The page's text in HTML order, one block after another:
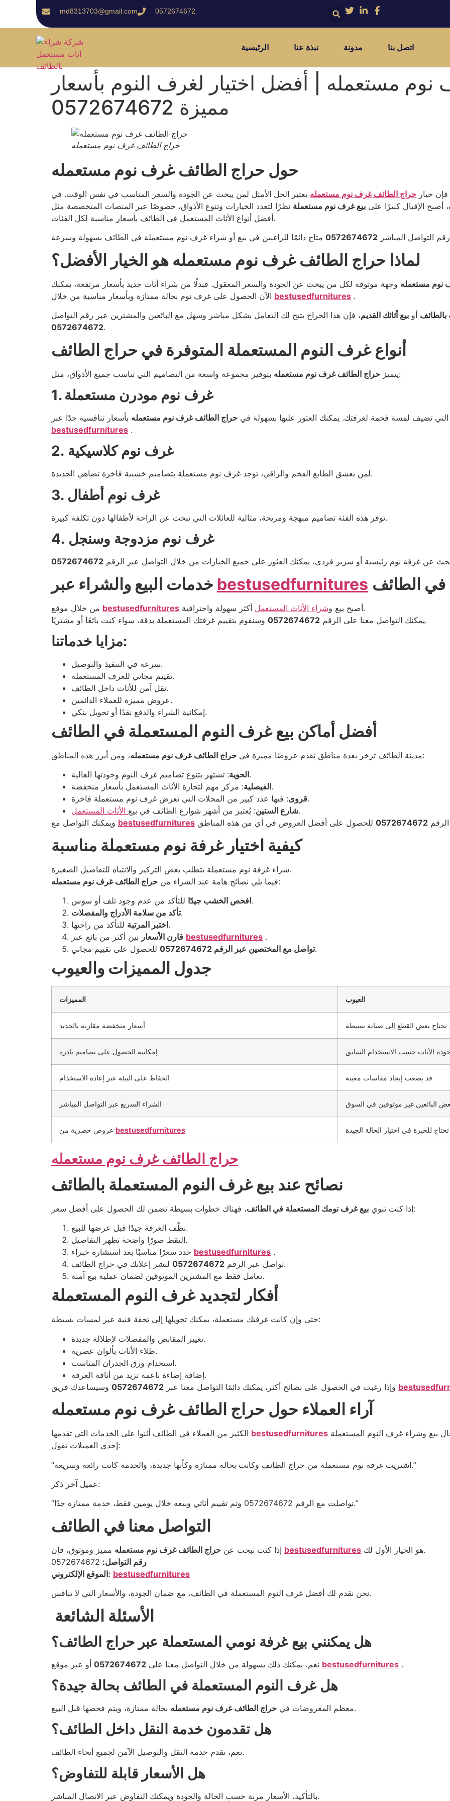
md8313703@gmail.com 0572674672
الرئيسية نبذة عنا مدونة اتصل بنا
مستعمله | أفضل اختيار لغرف النوم بأسعار
مميزة 0572674672
حراج الطائف غرف نوم مستعمله
حول حراج الطائف غرف نوم مستعمله
خيار حراج الطائف غرف نوم مستعمله يعتبر الحل الأمثل لمن يبحث عن الجودة والسعر المناسب في نفس الوقت. في
أصبح الإقبال كبيرًا على بيع غرف نوم مستعملة
أفضل أنواع الأثاث المستعمل في الطائف بأسعار مناسبة لكل الفئات.
رقم التواصل المباشر 0572674672
لماذا حراج الطائف غرف نوم مستعمله هو الخيار الأفضل؟
نوم مستعمله وجهة موثوقة لكل من يبحث عن الجودة والسعر المعقول. فبدلًا من شراء أثاث جديد بأسعار مرتفعة، يمكنك
bestusedfurnitures .
أو بيع أثاثك القديم، فإن هذا الحراج يتيح لك التعامل بشكل مباشر وسهل مع البائعين والمشترين عبر رقم التواصل
0572674672.
أنواع غرف النوم المستعملة المتوفرة في حراج الطائف
يتميز حراج الطائف غرف نوم مستعمله بتوفير مجموعة واسعة من التصاميم التي تناسب جميع الأذواق، مثل:
1. غرف نوم مودرن مستعملة
التي تضيف لمسة فخمة لغرفتك. يمكنك العثور عليها بسهولة في حراج الطائف غرف نوم مستعمله بأسعار تنافسية جدًا عبر
bestusedfurnitures .
2. غرف نوم كلاسيكية
لمن يعشق الطابع الفخم والراقي، توجد غرف نوم مستعملة بتصاميم خشبية فاخرة تضاهي الجديدة.
3. غرف نوم أطفال
توفر هذه الفئة تصاميم مبهجة ومريحة، مثالية للعائلات التي تبحث عن الراحة لأطفالها دون تكلفة كبيرة.
4. غرف نوم مزدوجة وسنجل
عن غرفة نوم رئيسية أو سرير فردي، يمكنك العثور على جميع الخيارات من خلال التواصل عبر الرقم 0572674672
bestusedfurnitures في الطائف
bestusedfurnitures أصبح بيع وشراء الأثاث المستعمل
أكثر سهولة واحترافية.
يمكنك التواصل معنا على الرقم 0572674672 وسنقوم بتقييم غرفتك المستعملة بدقة، سواء كنت بائعًا أو مشتريًا.
مزايا خدماتنا:
سرعة في التنفيذ والتوصيل.
تقييم مجاني للغرف المستعملة.
نقل آمن للأثاث داخل الطائف.
عروض مميزة للعملاء الدائمين.
إمكانية الشراء والدفع نقدًا أو تحويل بنكي.
أفضل أماكن بيع غرف النوم المستعملة في الطائف
مدينة الطائف تزخر بعدة مناطق تقدم عروضًا مميزة في حراج الطائف غرف نوم مستعمله
، ومن أبرز هذه المناطق:
الحوية: تشتهر بتنوع تصاميم غرف النوم وجودتها العالية.
الفيصلية: مركز مهم لتجارة الأثاث المستعمل بأسعار منخفضة.
قروى: فيها عدد كبير من المحلات التي تعرض غرف نوم مستعملة فاخرة.
شارع الستين: يُعتبر من أشهر شوارع الطائف في بيع الأثاث المستعمل
.
bestusedfurnitures 0572674672
كيفية اختيار غرفة نوم مستعملة مناسبة
شراء غرفة نوم مستعملة يتطلب بعض التركيز والانتباه للتفاصيل الصغيرة.
فيما يلي نصائح هامة عند الشراء من حراج الطائف غرف نوم مستعمله
:
افحص الخشب جيدًاللتأكد من عدم وجود تلف أو سوس.
تأكد من سلامة الأدراج والمفصلات.
اختبر المرتبةللتأكد من راحتها.
قارن الأسعار bestusedfurnitures .
تواصل مع المختصين عبر الرقم 0572674672للحصول على تقييم مجاني.
أسعار منخفضة مقارنة بالجديد تحتاج بعض القطع إلى صيانة بسيطة
إمكانية الحصول على تصاميم نادرة الأثاث حسب الاستخدام السابق
الحفاظ على البيئة عبر إعادة الاستخدام قد يصعب إيجاد مقاسات معينة
الشراء السريع عبر التواصل المباشر البائعين غير موثوقين في السوق
bestusedfurnitures تحتاج للخبرة في اختيار الحالة الجيدة
حراج الطائف غرف نوم مستعمله
نصائح عند بيع غرف النوم المستعملة بالطائف
إذا كنت تنوي بيع غرف نومك المستعملة في الطائف
، فهناك خطوات بسيطة تضمن لك الحصول على أفضل سعر:
نظّف الغرفة جيدًا قبل عرضها للبيع.
التقط صورًا واضحة تظهر التفاصيل.
bestusedfurnitures .
تواصل عبر الرقم 0572674672
لنشر إعلانك في حراج الطائف.
تعامل فقط مع المشترين الموثوقين لضمان عملية بيع آمنة.
أفكار لتجديد غرف النوم المستعملة
حتى وإن كانت غرفتك مستعملة، يمكنك تحويلها إلى تحفة فنية عبر لمسات بسيطة:
تغيير المقابض والمفصلات لإطلالة جديدة.
طلاء الأثاث بألوان عصرية.
استخدام ورق الجدران المناسب.
إضافة إضاءة ناعمة تزيد من أناقة الغرفة.
وإذا رغبت في الحصول على نصائح أكثر، يمكنك دائمًا التواصل معنا عبر 0572674672
آراء العملاء حول حراج الطائف غرف نوم مستعمله
bestusedfurnitures
إحدى العميلات تقول:
“اشتريت غرفة نوم مستعملة من حراج الطائف وكانت بحالة ممتازة وكأنها جديدة، والخدمة كانت رائعة وسريعة.”
عميل آخر ذكر:
“تواصلت مع الرقم 0572674672 وتم تقييم أثاثي وبيعه خلال يومين فقط، خدمة ممتازة جدًا.”
التواصل معنا في الطائف
إذا كنت تبحث عن حراج الطائف غرف نوم مستعمله bestusedfurnitures
هو الخيار الأول لك.
رقم التواصل:
الموقع الإلكتروني: bestusedfurnitures
نحن نقدم لك أفضل غرف النوم المستعملة في الطائف، مع ضمان الجودة، والأسعار التي لا تنافس.
هل يمكنني بيع غرفة نومي المستعملة عبر حراج الطائف؟
نعم، يمكنك ذلك بسهولة من خلال التواصل معنا على 0572674672 bestusedfurnitures .
هل غرف النوم المستعملة في الطائف بحالة جيدة؟
معظم المعروضات في حراج الطائف غرف نوم مستعمله بحالة ممتازة، ويتم فحصها قبل البيع.
هل تقدمون خدمة النقل داخل الطائف؟
نعم، نقدم خدمة النقل والتوصيل الآمن لجميع أنحاء الطائف.
هل الأسعار قابلة للتفاوض؟
بالتأكيد، الأسعار مرنة حسب الحالة والجودة ويمكنك التفاوض عبر الاتصال المباشر.